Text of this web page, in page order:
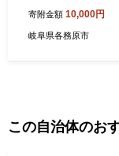
寄附金額 10,000円
岐阜県各務原市
この自治体のお